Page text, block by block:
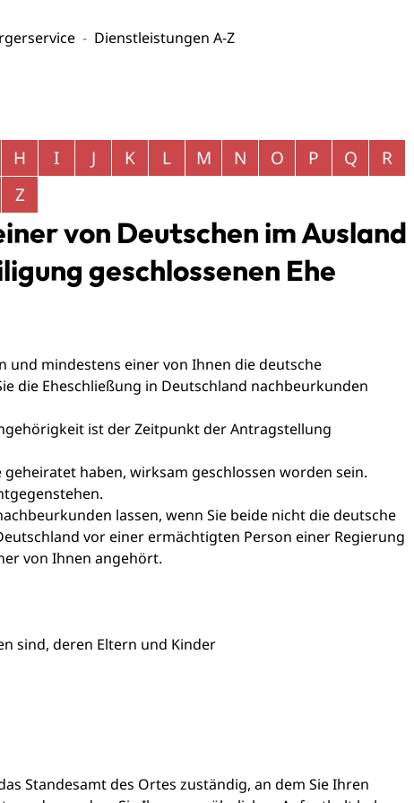
Dienstleistungen A-Z
H I J K L M N O P Q
R
Z
von Deutschen im Ausland
geschlossenen Ehe
und mindestens einer von Ihnen die deutsche
die Eheschließung in Deutschland nachbeurkunden
ist der Zeitpunkt der Antragstellung
geheiratet haben, wirksam geschlossen worden sein.
lassen, wenn Sie beide nicht die deutsche
vor einer ermächtigten Person einer Regierung
von Ihnen angehört.
sind, deren Eltern und Kinder
Standesamt des Ortes zuständig, an dem Sie Ihren